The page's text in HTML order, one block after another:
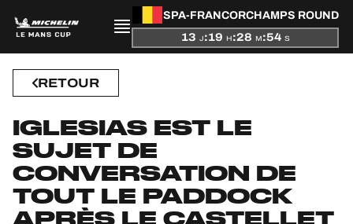
SPA-FRANCORCHAMPS ROUND
13 J:19 H:28 M:53 S
ACTUALITÉS
SAISON
CLASSEMENTS
RÉSULTATS
RETOUR
IGLESIAS EST LE
SUJET DE
CONVERSATION DE
TOUT LE PADDOCK
APRÈS LE CASTELLET